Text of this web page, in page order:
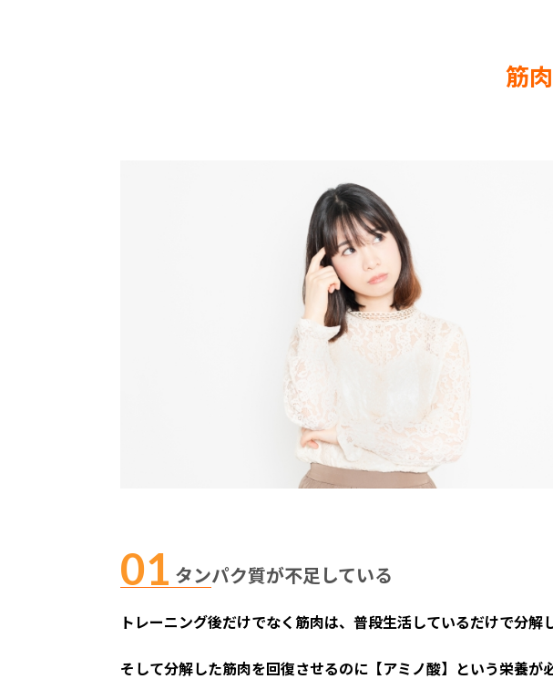
筋
タンパク質が不足している
トレーニング後だけでなく筋肉は、普段生活しているだけで分解
そして分解した筋肉を回復させるのに【アミノ酸】という栄養が